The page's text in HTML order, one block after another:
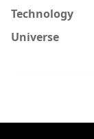
Technology
Universe